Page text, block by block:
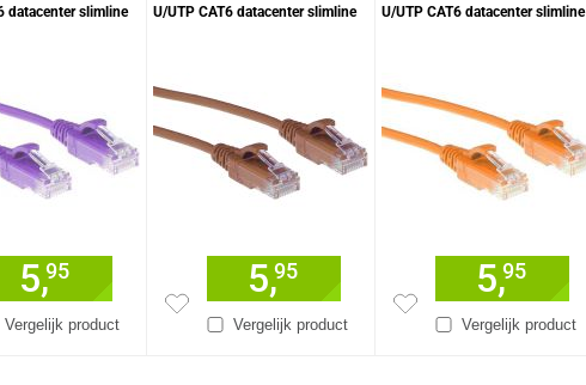
datacenter slimline
Vergelijk product
5,95
U/UTP CAT6 datacenter slimline
Vergelijk product
5,95
U/UTP CAT6 datacenter slimline
Vergelijk product
5,95